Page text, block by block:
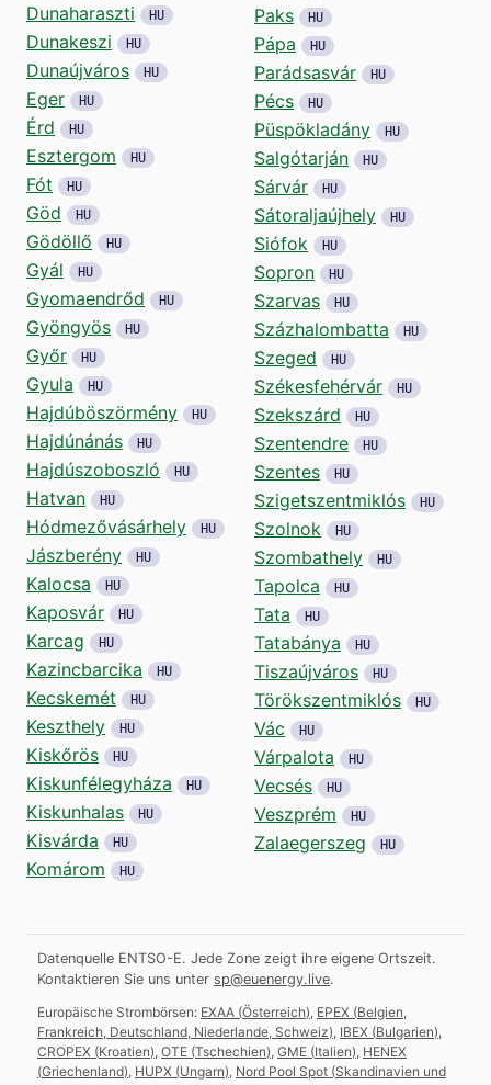
Dunaharaszti HU
Dunakeszi HU
Dunaújváros HU
Eger HU
Érd HU
Esztergom HU
Fót HU
Göd HU
Gödöllő HU
Gyál HU
Gyomaendrőd HU
Gyöngyös HU
Győr HU
Gyula HU
Hajdúböszörmény HU
Hajdúnánás HU
Hajdúszoboszló HU
Hatvan HU
Hódmezővásárhely HU
Jászberény HU
Kalocsa HU
Kaposvár HU
Karcag HU
Kazincbarcika HU
Kecskemét HU
Keszthely HU
Kiskőrös HU
Kiskunfélegyháza HU
Kiskunhalas HU
Kisvárda HU
Komárom HU
Paks HU
Pápa HU
Parádsasvár HU
Pécs HU
Püspökladány HU
Salgótarján HU
Sárvár HU
Sátoraljaújhely HU
Siófok HU
Sopron HU
Szarvas HU
Százhalombatta HU
Szeged HU
Székesfehérvár HU
Szekszárd HU
Szentendre HU
Szentes HU
Szigetszentmiklós HU
Szolnok HU
Szombathely HU
Tapolca HU
Tata HU
Tatabánya HU
Tiszaújváros HU
Törökszentmiklós HU
Vác HU
Várpalota HU
Vecsés HU
Veszprém HU
Zalaegerszeg HU
Datenquelle ENTSO-E. Jede Zone zeigt ihre eigene Ortszeit.
Kontaktieren Sie uns unter sp@euenergy.live.
Europäische Strombörsen: EXAA (Österreich) EPEX (Belgien,
Frankreich, Deutschland, Niederlande, Schweiz) IBEX (Bulgarien)
CROPEX (Kroatien) OTE (Tschechien) GME (Italien) HENEX
(Griechenland) HUPX (Ungarn) Nord Pool Spot (Skandinavien und